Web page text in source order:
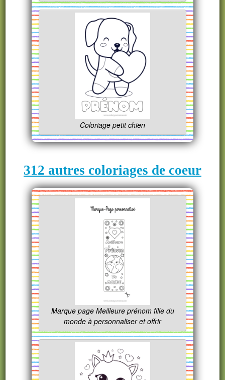
Coloriage petit chien
312 autres coloriages de coeur
Marque page Meilleure prénom fille du
monde à personnaliser et offrir